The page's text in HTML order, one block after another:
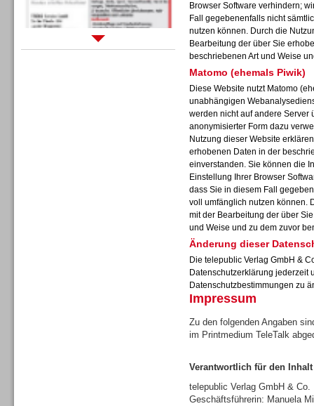
Sprachdialogsysteme u. Ki/
Browser Software verhindern;
Fall gegebenenfalls nicht
nutzen können. Durch die
Bearbeitung der über Sie
beschriebenen Art und Weise
Matomo (ehemals Piwik)
Diese Website nutzt Matomo
unabhängigen
werden nicht auf andere Server
anonymisierter Form dazu
Nutzung dieser Website
erhobenen Daten in der
einverstanden. Sie können die
Einstellung Ihrer Browser
dass Sie in diesem Fall
voll umfänglich nutzen können.
mit der Bearbeitung der über
und Weise und zu dem zuvor
Änderung dieser
Die telepublic Verlag GmbH &
Datenschutzerklärung jederzeit
Datenschutzbestimmungen zu
Impressum
Zu den folgenden Angaben
im Printmedium TeleTalk
Verantwortlich für den
telepublic Verlag GmbH & Co.
Geschäftsführerin: Manuela